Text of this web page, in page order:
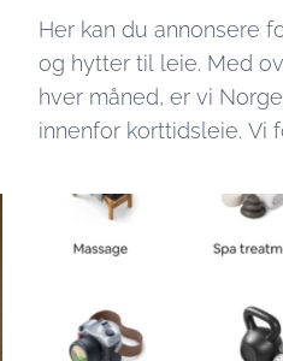
Her kan du annonsere
og hytter til leie. Med
hver måned, er vi
innenfor korttidsleie. Vi